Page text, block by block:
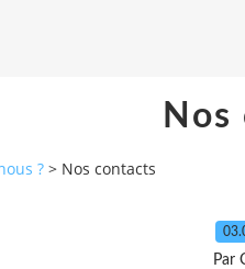
? > Nos contacts
Par